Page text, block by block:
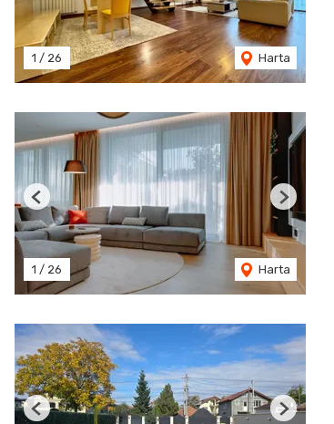
1 / 26 Harta
1 / 26 Harta
Previous Next
Previous Next